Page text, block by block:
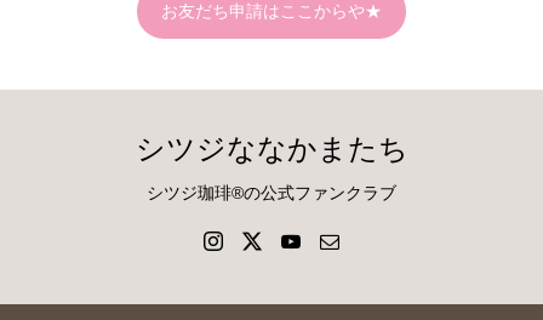
お友だち申請はここからや★
シツジななかまたち
シツジ珈琲®の公式ファンクラブ